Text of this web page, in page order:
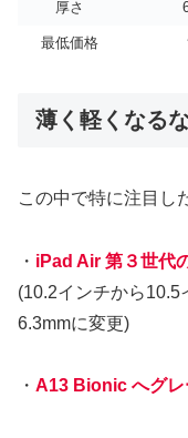
厚さ
最低価格
薄く軽くなる
この中で特に注目し
・ iPad Air 第３世代
(10.2インチから
6.3mmに変更)
・ A13 Bionic へグレ